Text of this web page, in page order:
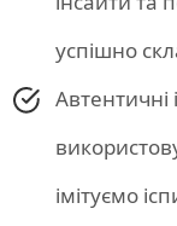
успішно
Автентичні
імітуємо